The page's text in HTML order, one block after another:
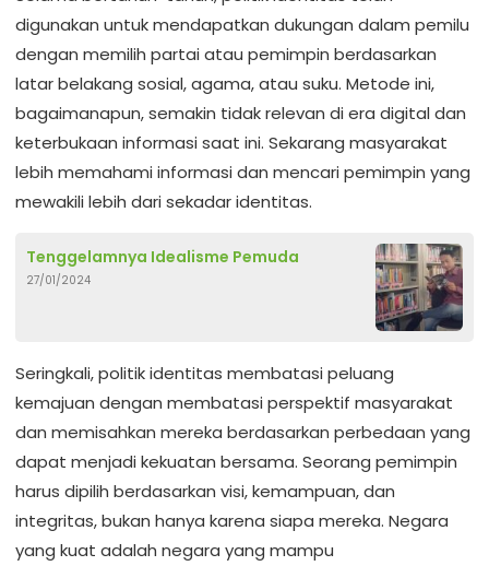
digunakan untuk mendapatkan dukungan dalam pemilu
dengan memilih partai atau pemimpin berdasarkan
latar belakang sosial, agama, atau suku. Metode ini,
bagaimanapun, semakin tidak relevan di era digital dan
keterbukaan informasi saat ini. Sekarang masyarakat
lebih memahami informasi dan mencari pemimpin yang
mewakili lebih dari sekadar identitas.
Tenggelamnya Idealisme Pemuda
27/01/2024
Seringkali, politik identitas membatasi peluang
kemajuan dengan membatasi perspektif masyarakat
dan memisahkan mereka berdasarkan perbedaan yang
dapat menjadi kekuatan bersama. Seorang pemimpin
harus dipilih berdasarkan visi, kemampuan, dan
integritas, bukan hanya karena siapa mereka. Negara
yang kuat adalah negara yang mampu